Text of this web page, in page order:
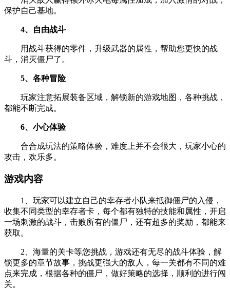
保护自己基地。
4、自由战斗
用战斗获得的零件，升级武器的属性，帮助您更快的战
斗，消灭僵尸了。
5、各种冒险
玩家注意拓展装备区域，解锁新的游戏地图，各种挑战，
都能不断完成。
6、小心体验
合合成玩法的策略体验，难度上并不会很大，玩家小心的
攻击，欢乐多。
游戏内容
1、玩家可以建立自己的幸存者小队来抵御僵尸的入侵，
收集不同类型的幸存者卡，每个都有独特的技能和属性，开启
一场刺激的战斗，击败所有的僵尸，还有超多的奖励，都能来
获取。
2、海量的关卡等您挑战，游戏还有无尽的战斗体验，解
锁更多的章节故事，挑战更强大的敌人，每一关都有不同的难
点来完成，根据各种的僵尸，做好策略的选择，顺利的进行闯
关。